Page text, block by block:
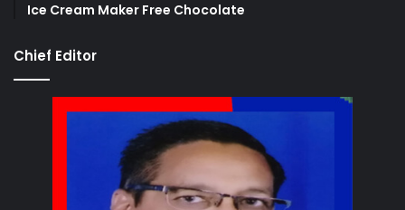
Ice Cream Maker Free Chocolate
Chief Editor